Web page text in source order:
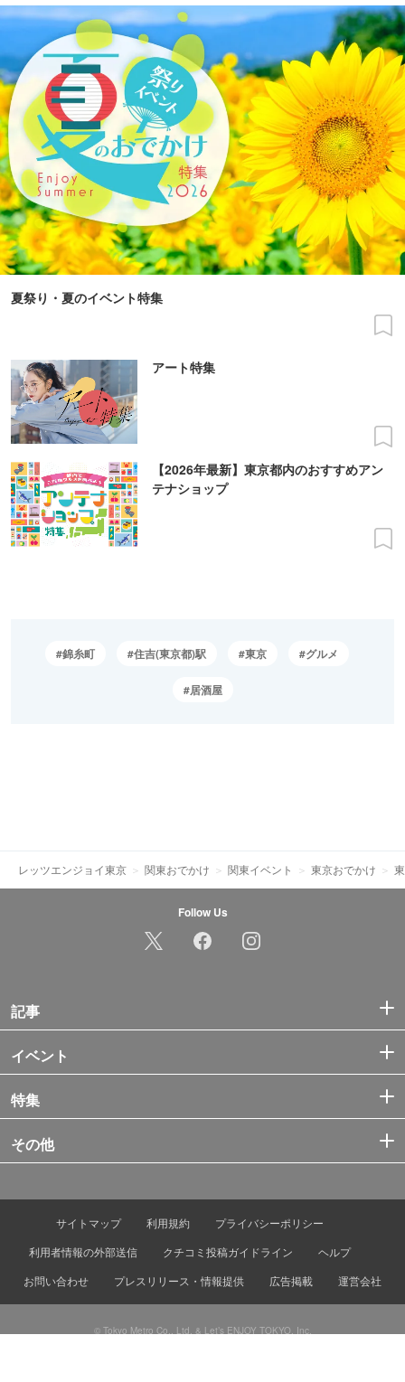
夏祭り・夏のイベント特集
アート特集
【2026年最新】東京都内のおすすめアン
テナショップ
錦糸町 住吉(東京都)駅 東京 グルメ
居酒屋
レッツエンジョイ東京 関東おでかけ 関東イベント 東京おでかけ
Follow Us
記事
イベント
特集
その他
サイトマップ 利用規約
プライバシーポリシー
利用者情報の外部送信
クチコミ投稿ガイドライン
ヘルプ
お問い合わせ
プレスリリース・情報提供 広告掲載 運営会社
© Tokyo Metro Co., Ltd. & Let’s ENJOY TOKYO, Inc.